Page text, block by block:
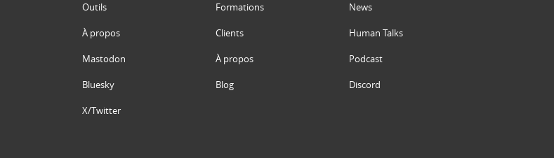
Outils
À propos
Mastodon
Bluesky
X/Twitter
Formations
Clients
À propos
Blog
News
Human Talks
Podcast
Discord